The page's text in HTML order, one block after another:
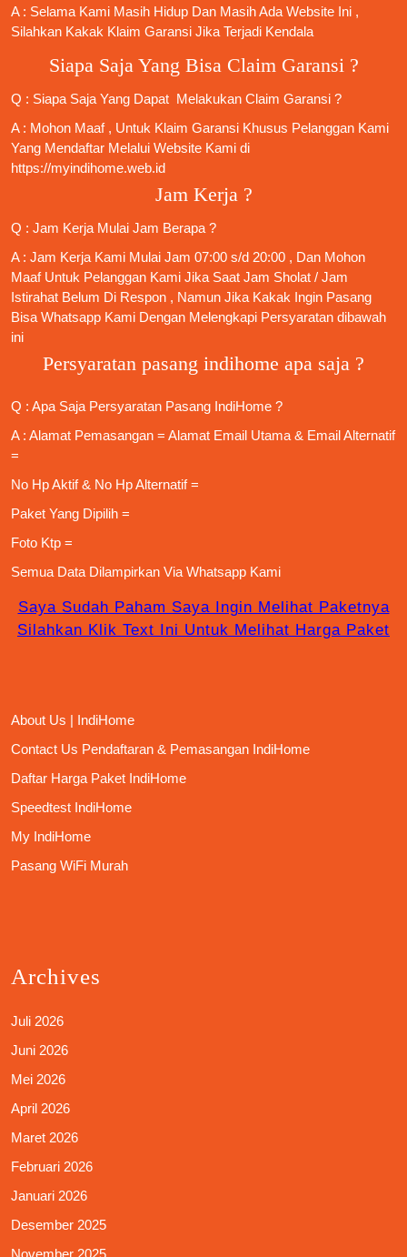
A : Selama Kami Masih Hidup Dan Masih Ada Website Ini ,
Silahkan Kakak Klaim Garansi Jika Terjadi Kendala
Siapa Saja Yang Bisa Claim Garansi ?
Q : Siapa Saja Yang Dapat Melakukan Claim Garansi ?
A : Mohon Maaf , Untuk Klaim Garansi Khusus Pelanggan Kami
Yang Mendaftar Melalui Website Kami di
https://myindihome.web.id
Jam Kerja ?
Q : Jam Kerja Mulai Jam Berapa ?
A : Jam Kerja Kami Mulai Jam 07:00 s/d 20:00 , Dan Mohon
Maaf Untuk Pelanggan Kami Jika Saat Jam Sholat / Jam
Istirahat Belum Di Respon , Namun Jika Kakak Ingin Pasang
Bisa Whatsapp Kami Dengan Melengkapi Persyaratan dibawah
ini
Persyaratan pasang indihome apa saja ?
Q : Apa Saja Persyaratan Pasang IndiHome ?
A : Alamat Pemasangan = Alamat Email Utama & Email Alternatif
=
No Hp Aktif & No Hp Alternatif =
Paket Yang Dipilih =
Foto Ktp =
Semua Data Dilampirkan Via Whatsapp Kami
Saya Sudah Paham Saya Ingin Melihat Paketnya
Silahkan Klik Text Ini Untuk Melihat Harga Paket
About Us | IndiHome
Contact Us Pendaftaran & Pemasangan IndiHome
Daftar Harga Paket IndiHome
Speedtest IndiHome
My IndiHome
Pasang WiFi Murah
Archives
Juli 2026
Juni 2026
Mei 2026
April 2026
Maret 2026
Februari 2026
Januari 2026
Desember 2025